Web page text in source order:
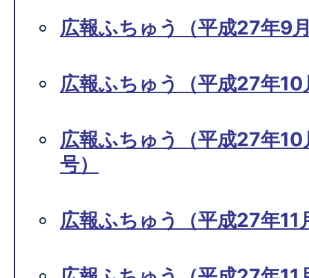
広報ふちゅう（平成27年9
広報ふちゅう（平成27年
広報ふちゅう（平成27年
号）
広報ふちゅう（平成27年11